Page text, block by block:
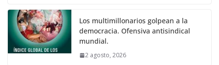
Los multimillonarios golpean a la
democracia. Ofensiva antisindical
mundial.
2 agosto, 2026